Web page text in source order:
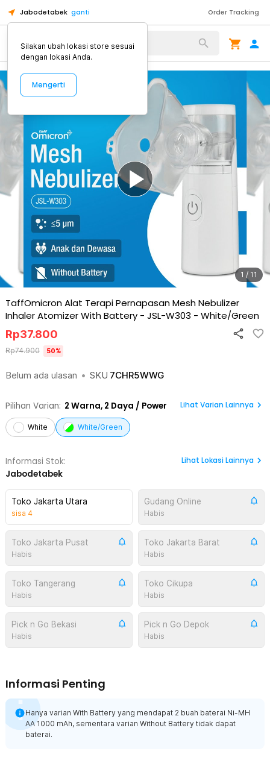
Jabodetabek ganti Order Tracking
Alat Kopi
1 / 11
TaffOmicron Alat Terapi Pernapasan Mesh Nebulizer
Inhaler Atomizer With Battery - JSL-W303 - White/Green
Belum ada ulasan • SKU 7CHR5WWG
Rp37.800
Rp74.900 50%
Pilihan Varian: 2 Warna, 2 Daya / Power Lihat Varian Lainnya
White White/Green
Informasi Stok:
Jabodetabek
Lihat Lokasi Lainnya
Toko Jakarta Utara
sisa 4
Gudang Online
Habis
Toko Jakarta Pusat
Habis
Toko Jakarta Barat
Habis
Toko Tangerang
Habis
Toko Cikupa
Habis
Pick n Go Bekasi
Habis
Pick n Go Depok
Habis
Informasi Penting
Hanya varian With Battery yang mendapat 2 buah baterai Ni-MH
AA 1000 mAh, sementara varian Without Battery tidak dapat
baterai.
Silakan ubah lokasi store sesuai
dengan lokasi Anda.
Mengerti